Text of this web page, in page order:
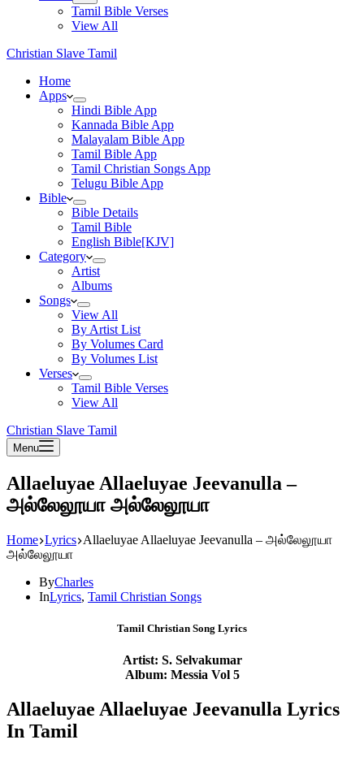
Tamil Bible Verses
View All
Christian Slave Tamil
Home
Apps
Hindi Bible App
Kannada Bible App
Malayalam Bible App
Tamil Bible App
Tamil Christian Songs App
Telugu Bible App
Bible
Bible Details
Tamil Bible
English Bible[KJV]
Category
Artist
Albums
Songs
View All
By Artist List
By Volumes Card
By Volumes List
Verses
Tamil Bible Verses
View All
Christian Slave Tamil
Menu
Allaeluyae Allaeluyae Jeevanulla –
அல்லேலூயா அல்லேலூயா
Home Lyrics Allaeluyae Allaeluyae Jeevanulla – அல்லேலூயா
அல்லேலூயா
ByCharles
InLyrics, Tamil Christian Songs
Tamil Christian Song Lyrics
Artist: S. Selvakumar
Album: Messia Vol 5
Allaeluyae Allaeluyae Jeevanulla Lyrics
In Tamil